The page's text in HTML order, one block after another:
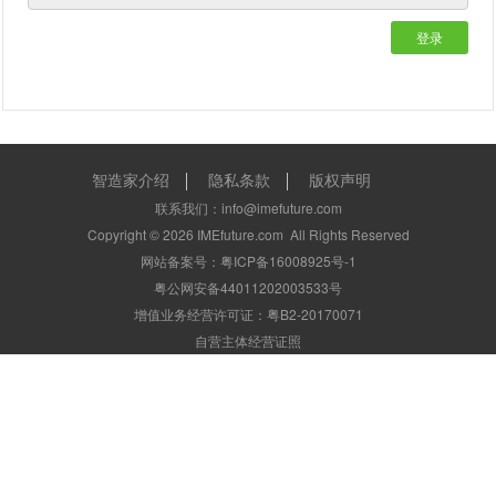
登录
智造家介绍 隐私条款 版权声明
联系我们：info@imefuture.com
Copyright ©2026 IMEfuture.com All Rights Reserved
网站备案号：粤ICP备16008925号-1
粤公网安备44011202003533号
增值业务经营许可证：粤B2-20170071
自营主体经营证照